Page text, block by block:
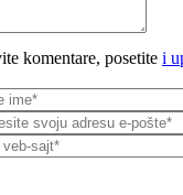
komentare, posetite i